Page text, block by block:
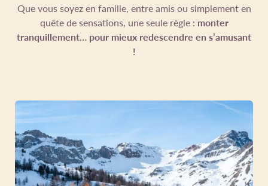
Que vous soyez en famille, entre amis ou simplement en
quête de sensations, une seule règle : monter
tranquillement… pour mieux redescendre en s’amusant
!